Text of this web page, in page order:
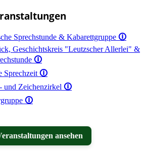
Sprechstunde & Kabarettgruppe 🛈
Geschichtskreis "Leutzscher Allerlei" &
🛈
Sprechzeit 🛈
und Zeichenzirkel 🛈
🛈
ansehen